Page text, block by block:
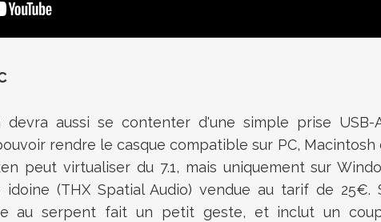
devra aussi se contenter d'une simple prise USB-
rendre le casque compatible sur PC, Macintosh
peutvirtualiser du 7.1, mais uniquement sur
idoine (THXSpatial Audio) vendue au tarif de 25€.
au serpent fait un petit geste, et inclut un